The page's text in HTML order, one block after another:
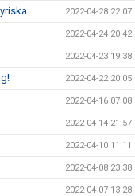
2022-04-28 22:07
2022-04-24 20:42
2022-04-23 19:38
2022-04-22 20:05
2022-04-16 07:08
2022-04-14 21:57
2022-04-10 11:11
2022-04-08 23:38
2022-04-07 13:28